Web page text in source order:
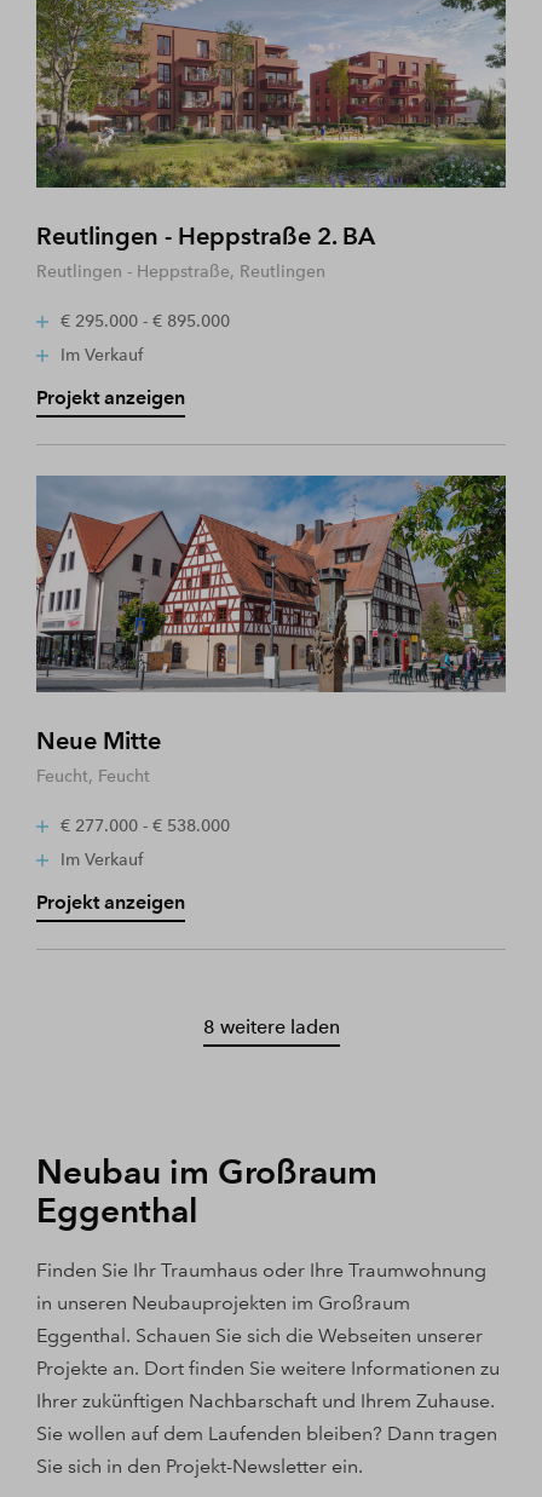
Reutlingen - Heppstraße 2. BA
Reutlingen - Heppstraße, Reutlingen
€ 295.000 - € 895.000
Im Verkauf
Projekt anzeigen
Neue Mitte
Feucht, Feucht
€ 277.000 - € 538.000
Im Verkauf
Projekt anzeigen
8 weitere laden
Neubau im Großraum
Eggenthal
Finden Sie Ihr Traumhaus oder Ihre Traumwohnung
in unseren Neubauprojekten im Großraum
Eggenthal. Schauen Sie sich die Webseiten unserer
Projekte an. Dort finden Sie weitere Informationen zu
Ihrer zukünftigen Nachbarschaft und Ihrem Zuhause.
Sie wollen auf dem Laufenden bleiben? Dann tragen
Sie sich in den Projekt-Newsletter ein.